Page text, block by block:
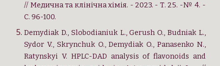
// Медична та клінічна хімія. - 2023. - Т. 25. -№ 4. -
С. 96-100.
Demydiak D., Slobodianiuk L., Gerush O., Budniak L.,
Sydor V., Skrynchuk O., Demydiak O., Panasenko N.,
Ratynskyi V. HPLC-DAD analysis of flavonoids and